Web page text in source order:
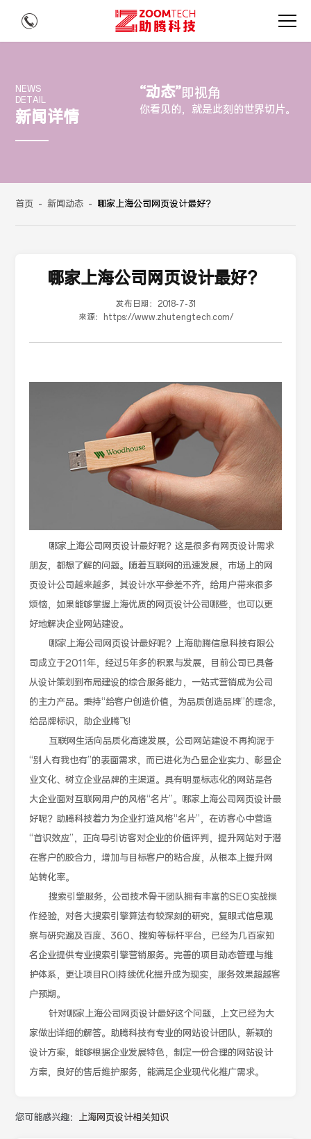
NEWS
DETAIL
新闻详情
“动态”即视角
你看见的，就是此刻的世界切片。
首页 - 新闻动态 - 哪家上海公司网页设计最好？
哪家上海公司网页设计最好？
发布日期：
2018-7-31
来源：
https://www.zhutengtech.com/
哪家上海公司网页设计最好呢？这是很多有网页设计需求
朋友，都想了解的问题。随着互联网的迅速发展，市场上的网
页设计公司越来越多，其设计水平参差不齐，给用户带来很多
烦恼，如果能够掌握上海优质的网页设计公司哪些，也可以更
好地解决企业网站建设。
哪家上海公司网页设计最好呢？上海助腾信息科技有限公
司成立于2011年，经过5年多的积累与发展，目前公司已具备
从设计策划到布局建设的综合服务能力，一站式营销成为公司
的主力产品。秉持“给客户创造价值，为品质创造品牌”的理念，
给品牌标识，助企业腾飞!
互联网生活向品质化高速发展，公司网站建设不再拘泥于
“别人有我也有”的表面需求，而已进化为凸显企业实力、彰显企
业文化、树立企业品牌的主渠道。具有明显标志化的网站是各
大企业面对互联网用户的风格“名片”。哪家上海公司网页设计最
好呢？助腾科技着力为企业打造风格“名片”，在访客心中营造
“首识效应”，正向导引访客对企业的价值评判，提升网站对于潜
在客户的胶合力，增加与目标客户的粘合度，从根本上提升网
站转化率。
搜索引擎服务，公司技术骨干团队拥有丰富的SEO实战操
作经验，对各大搜索引擎算法有较深刻的研究，复眼式信息观
察与研究遍及百度、360、搜狗等标杆平台，已经为几百家知
名企业提供专业搜索引擎营销服务。完善的项目动态管理与维
护体系，更让项目ROI持续优化提升成为现实，服务效果超越客
户预期。
针对哪家上海公司网页设计最好这个问题，上文已经为大
家做出详细的解答。助腾科技有专业的网站设计团队，新颖的
设计方案，能够根据企业发展特色，制定一份合理的网站设计
方案，良好的售后维护服务，能满足企业现代化推广需求。
您可能感兴趣： 上海网页设计相关知识